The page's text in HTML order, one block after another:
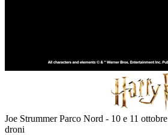
Joe Strummer Parco Nord - 10 e 11 ottobre
droni